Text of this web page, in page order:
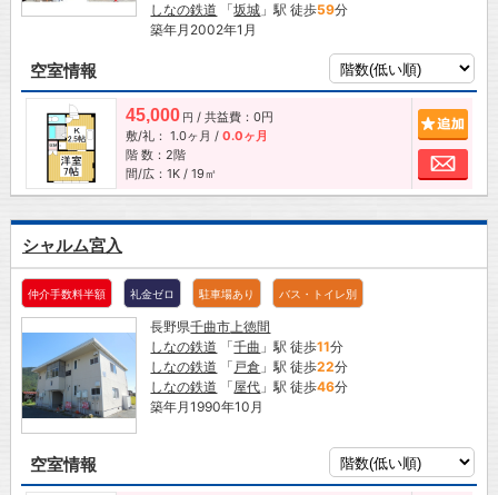
しなの鉄道 「坂城 」駅 徒歩59分
築年月2002年1月
空室情報
45,000 円 / 共益費：0円
敷/礼： 1.0ヶ月 / 0.0ヶ月
階 数：2階
間/広：1K / 19㎡
お
シャルム宮入
仲介手数料半額 礼金ゼロ 駐車場あり バス・トイレ別
長野県千曲市上徳間
しなの鉄道 「千曲 」駅 徒歩11分
しなの鉄道 「 戸倉 」駅 徒歩22分
しなの鉄道 「屋代 」駅 徒歩46分
築年月1990年10月
空室情報